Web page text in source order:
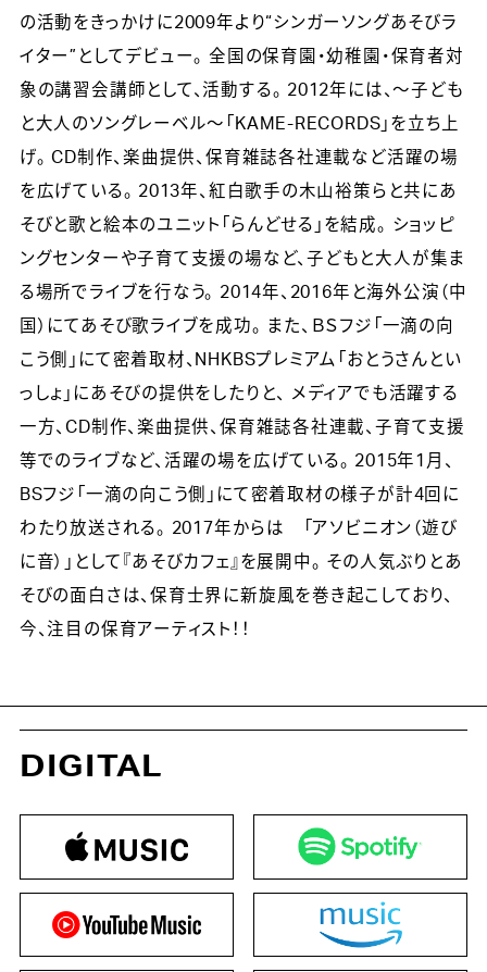
の活動をきっかけに2009年より“シンガーソングあそびラ
イター”としてデビュー。 全国の保育園・幼稚園・保育者対
象の講習会講師として、活動する。 2012年には、〜子ども
と大人のソングレーベル〜「KAME-RECORDS」を立ち上
げ。 CD制作、楽曲提供、保育雑誌各社連載など活躍の場
を広げている。 2013年、紅白歌手の木山裕策らと共にあ
そびと歌と絵本のユニット「らんどせる」を結成。 ショッピ
ングセンターや子育て支援の場など、子どもと大人が集ま
る場所でライブを行なう。 2014年、2016年と海外公演（中
国）にてあそび歌ライブを成功。 また、ＢＳフジ「一滴の向
こう側」にて密着取材、NHKBSプレミアム「おとうさんとい
っしょ」にあそびの提供をしたりと、 メディアでも活躍する
一方、CD制作、楽曲提供、保育雑誌各社連載、子育て支援
等でのライブなど、活躍の場を広げている。 2015年1月、
BSフジ「一滴の向こう側」にて密着取材の様子が計4回に
わたり放送される。 2017年からは 「アソビニオン（遊び
に音）」として『あそびカフェ』を展開中。 その人気ぶりとあ
そびの面白さは、保育士界に新旋風を巻き起こしており、
今、注目の保育アーティスト！！
DIGITAL